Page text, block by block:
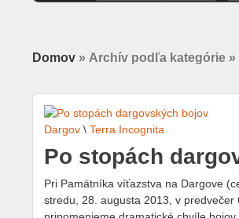
Projekt SPOTs
Destinácia Košice
Kunsthalle/Hala umenia
Terra Incognita
Rozvoj ľudských zdrojov
vzdelávania
Sándor Márai
Slovensko
Tlačové správy
Víkend
Domov » Archív podľa kategórie
Dargov \ Terra Incognita
Po stopách
Pri Pamätníka víťazstva na Dargove
stredu, 28. augusta 2013, v predvečer